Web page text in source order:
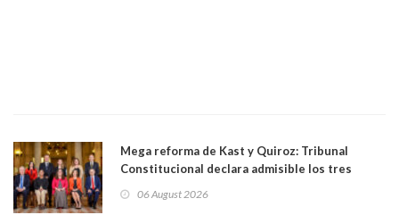
Mega reforma de Kast y Quiroz: Tribunal
Constitucional declara admisible los tres
06 August 2026